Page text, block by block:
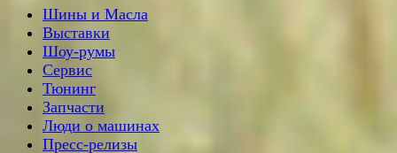
Шины и Масла
Выставки
Шоу-румы
Сервис
Тюнинг
Запчасти
Люди о машинах
Пресс-релизы